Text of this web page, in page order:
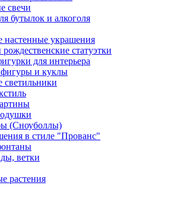
свечи
бутылок и алкоголя
настенные украшения
статуэтки
для интерьера
и куклы
светильники
(Сноуболлы)
в стиле "Прованс"
ветки
растения